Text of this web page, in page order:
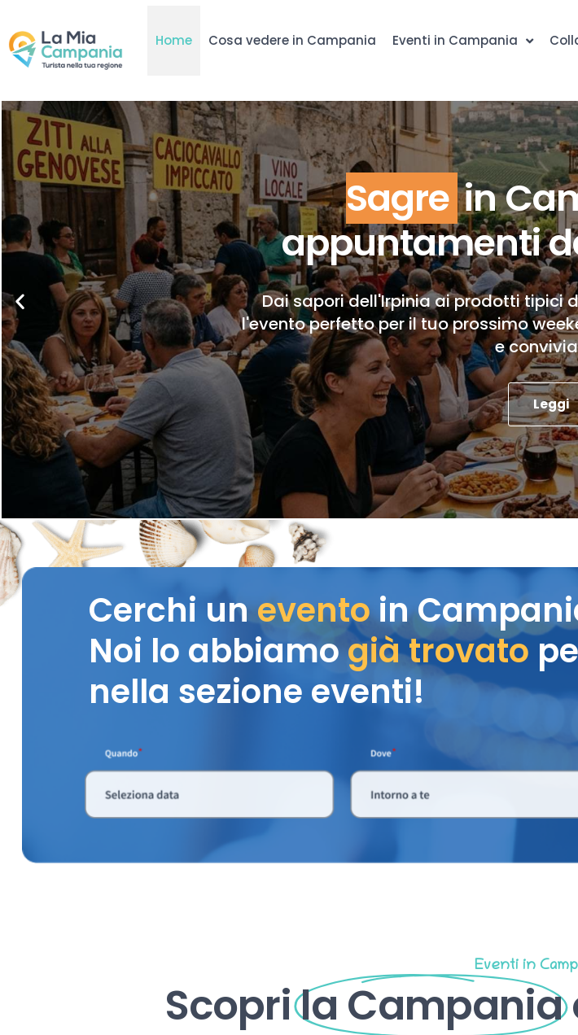
Home Cosa vedere in Campania Eventi in Campania
Sagre in
appuntamenti
Dai sapori dell'Irpinia ai prodotti tipici
l'evento perfetto per il tuo prossimo
e
Leggi
Cerchi uneventoin
Noi lo abbiamogià trovato
nella sezione eventi!
Eventi in
Scoprila Campania